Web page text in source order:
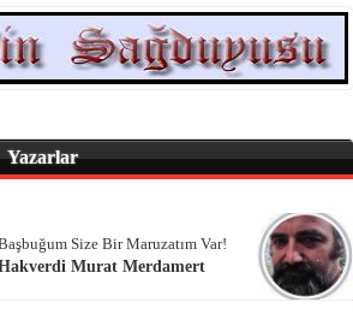
Yazarlar
Size Bir Maruzatım Var!
Murat Merdamert